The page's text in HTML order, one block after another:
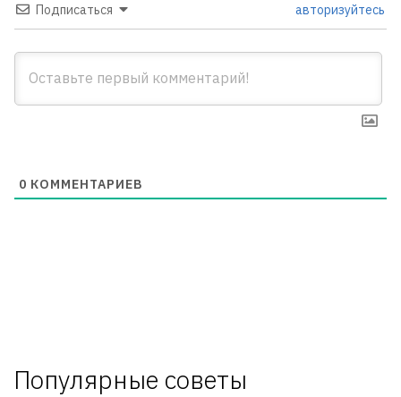
Подписаться авторизуйтесь
0 КОММЕНТАРИЕВ
Популярные советы